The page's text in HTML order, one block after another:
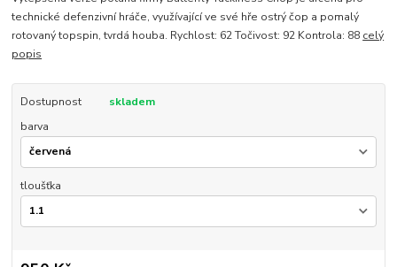
technické defenzivní hráče, využívající ve své hře ostrý čop a pomalý
rotovaný topspin, tvrdá houba. Rychlost: 62 Točivost: 92 Kontrola: 88 celý
popis
Dostupnost
skladem
barva
tloušťka